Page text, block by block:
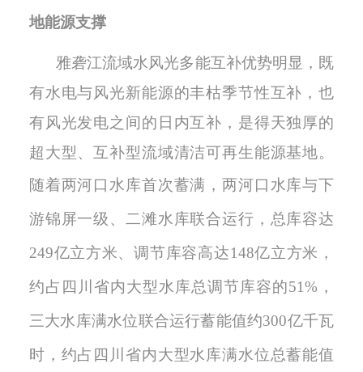
地能源支撑
雅砻江流域水风光多能互补优势明显，既
有水电与风光新能源的丰枯季节性互补，也
有风光发电之间的日内互补，是得天独厚的
超大型、互补型流域清洁可再生能源基地。
随着两河口水库首次蓄满，两河口水库与下
游锦屏一级、二滩水库联合运行，总库容达
249亿立方米、调节库容高达148亿立方米，
约占四川省内大型水库总调节库容的51%，
三大水库满水位联合运行蓄能值约300亿千瓦
时，约占四川省内大型水库满水位总蓄能值